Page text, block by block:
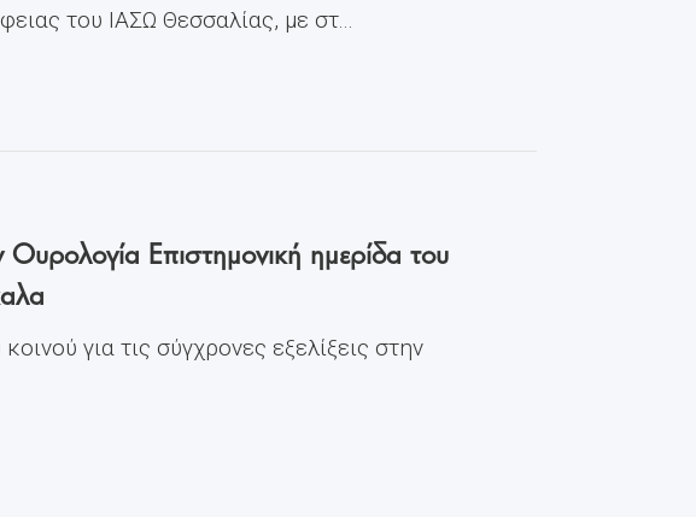
του ΙΑΣΩ Θεσσαλίας, με στ...
Ουρολογία Επιστημονική ημερίδα του
για τις σύγχρονες εξελίξεις στην